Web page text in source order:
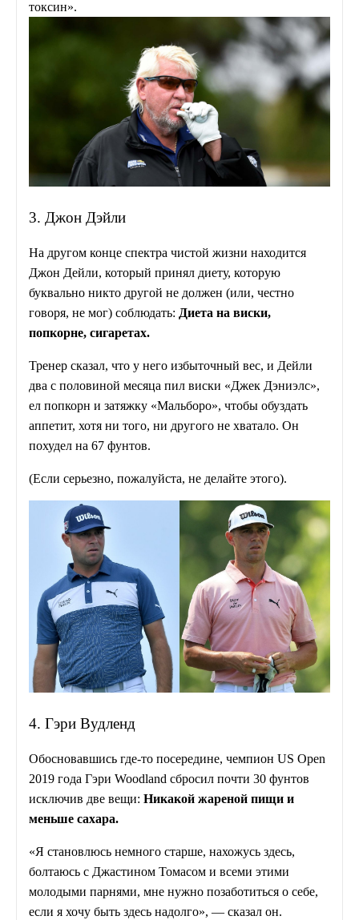
токсин».
3. Джон Дэйли
На другом конце спектра чистой жизни находится
Джон Дейли, который принял диету, которую
буквально никто другой не должен (или, честно
говоря, не мог) соблюдать: Диета на виски,
попкорне, сигаретах.
Тренер сказал, что у него избыточный вес, и Дейли
два с половиной месяца пил виски «Джек Дэниэлс»,
ел попкорн и затяжку «Мальборо», чтобы обуздать
аппетит, хотя ни того, ни другого не хватало. Он
похудел на 67 фунтов.
(Если серьезно, пожалуйста, не делайте этого).
4. Гэри Вудленд
Обосновавшись где-то посередине, чемпион US Open
2019 года Гэри Woodland сбросил почти 30 фунтов
исключив две вещи: Никакой жареной пищи и
меньше сахара.
«Я становлюсь немного старше, нахожусь здесь,
болтаюсь с Джастином Томасом и всеми этими
молодыми парнями, мне нужно позаботиться о себе,
если я хочу быть здесь надолго», — сказал он.